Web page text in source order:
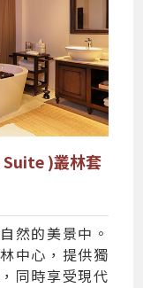
)叢林套
然的美景中。
中心，提供獨
同時享受現代